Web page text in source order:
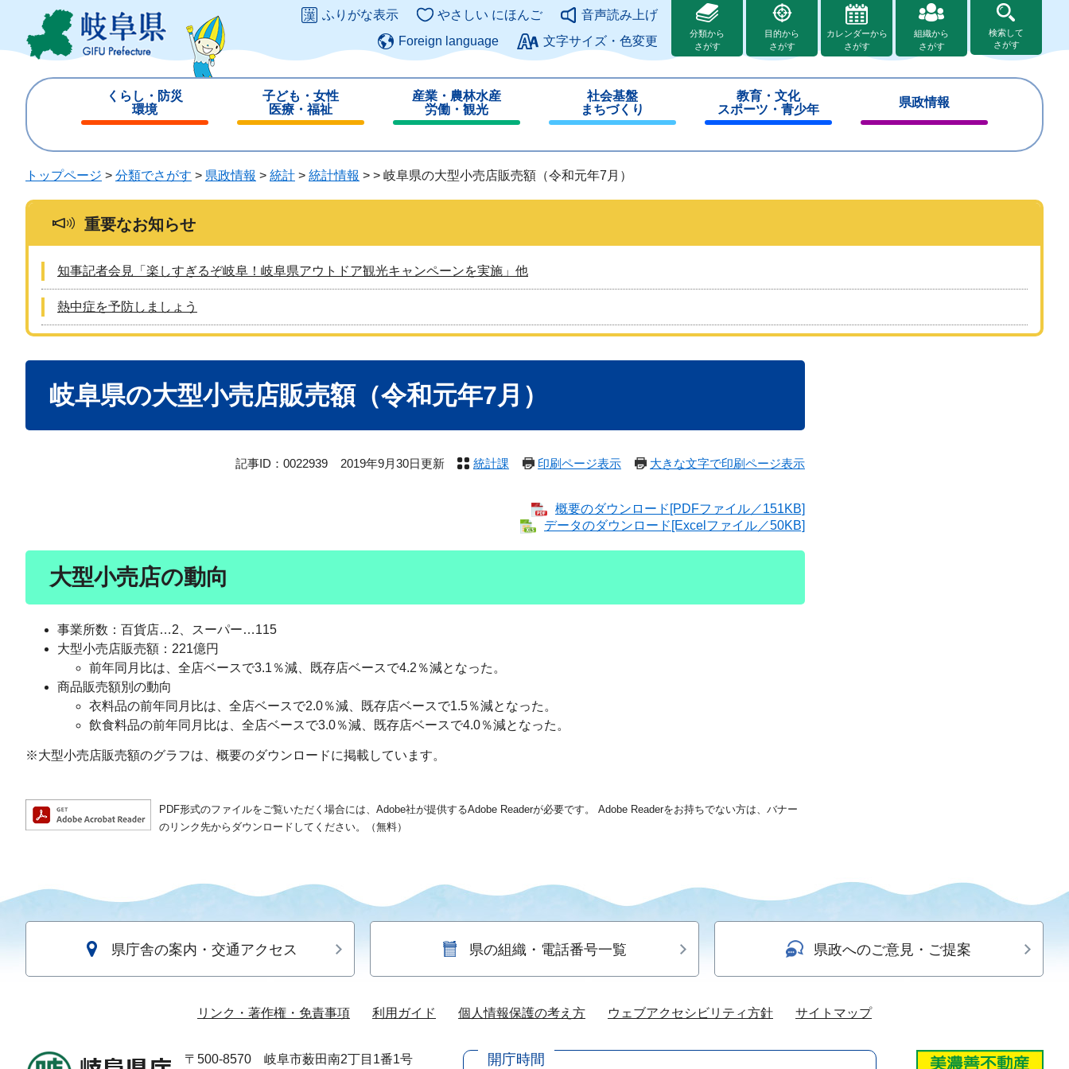
ジ
ュ
このページの本文へ
ふりがな表示 やさしい にほんご
音声読み上げ
Foreign language
文字サイズ・色変更
分類から
さがす
目的から
さがす
カレンダーから
さがす
組織から
さがす
検索して
さがす
くらし・防災
環境
じ
子ども・女性
医療・福祉
じ
る
産業・農林水産
労働・観光
じ
る
社会基盤
まちづくり
じ
る
教育・文化
スポーツ・青少年
じ
県政情報
じ
トップページ > 分類でさがす > 県政情報 > 統計 > 統計情報 > > 岐阜県の大型小売店販売額（令和元年7月）
重要なお知らせ
知事記者会見「楽しすぎるぞ岐阜！岐阜県アウトドア観光キャンペーンを実施」他
熱中症を予防しましょう
岐阜県の大型小売店販売額（令和元年7月）
記事ID：0022939 2019年9月30日更新 統計課 印刷ページ表示 大きな文字で印刷ページ表示
概要のダウンロード[PDFファイル／151KB]
データのダウンロード[Excelファイル／50KB]
大型小売店の動向
事業所数：百貨店…2、スーパー…115
大型小売店販売額：221億円
前年同月比は、全店ベースで3.1％減、既存店ベースで4.2％減となった。
商品販売額別の動向
衣料品の前年同月比は、全店ベースで2.0％減、既存店ベースで1.5％減となった。
飲食料品の前年同月比は、全店ベースで3.0％減、既存店ベースで4.0％減となった。
※大型小売店販売額のグラフは、概要のダウンロードに掲載しています。
PDF形式のファイルをご覧いただく場合には、Adobe社が提供するAdobe Readerが必要です。
Adobe Readerをお持ちでない方は、バナー
のリンク先からダウンロードしてください。（無料）
県庁舎の案内・交通アクセス 県の組織・電話番号一覧 県政へのご意見・ご提案
リンク・著作権・免責事項 利用ガイド 個人情報保護の考え方 ウェブアクセシビリティ方針 サイトマップ
〒500-8570 岐阜市薮田南2丁目1番1号 開庁時間